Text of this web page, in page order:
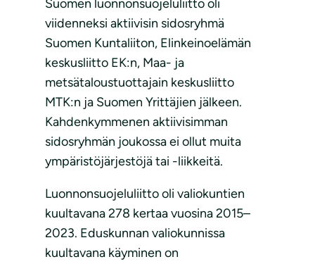
Suomen luonnonsuojeluliitto oli
viidenneksi aktiivisin sidosryhmä
Suomen Kuntaliiton, Elinkeinoelämän
keskusliitto EK:n, Maa- ja
metsätaloustuottajain keskusliitto
MTK:n ja Suomen Yrittäjien jälkeen.
Kahdenkymmenen aktiivisimman
sidosryhmän joukossa ei ollut muita
ympäristöjärjestöjä tai -liikkeitä.
Luonnonsuojeluliitto oli valiokuntien
kuultavana 278 kertaa vuosina 2015–
2023. Eduskunnan valiokunnissa
kuultavana käyminen on